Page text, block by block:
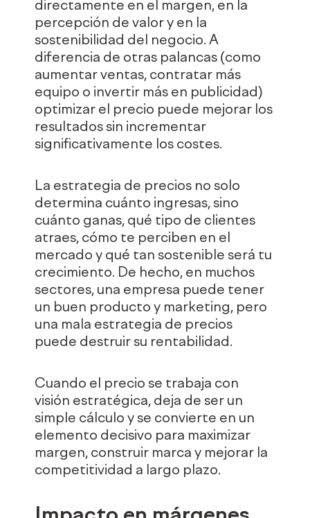
directamente en el margen, en la
percepción de valor y en la
sostenibilidad del negocio. A
diferencia de otras palancas (como
aumentar ventas, contratar más
equipo o invertir más en publicidad)
optimizar el precio puede mejorar los
resultados sin incrementar
significativamente los costes.
La estrategia de precios no solo
determina cuánto ingresas, sino
cuánto ganas, qué tipo de clientes
atraes, cómo te perciben en el
mercado y qué tan sostenible será tu
crecimiento. De hecho, en muchos
sectores, una empresa puede tener
un buen producto y marketing, pero
una mala estrategia de precios
puede destruir su rentabilidad.
Cuando el precio se trabaja con
visión estratégica, deja de ser un
simple cálculo y se convierte en un
elemento decisivo para maximizar
margen, construir marca y mejorar la
competitividad a largo plazo.